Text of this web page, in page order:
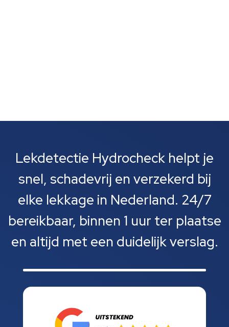
Lekdetectie Hydrocheck helpt je
snel, schadevrij en verzekerd bij
elke lekkage in Nederland. 24/7
bereikbaar, binnen 1 uur ter plaatse
en altijd met een duidelijk verslag.